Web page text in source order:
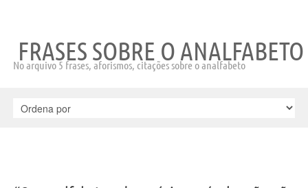
FRASES SOBRE O ANALFABETO
No arquivo 5 frases, aforismos, citações sobre o analfabeto